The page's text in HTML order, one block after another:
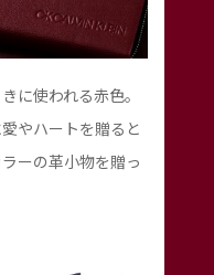
に使われる赤色。
やハートを贈ると
ーの革小物を贈っ